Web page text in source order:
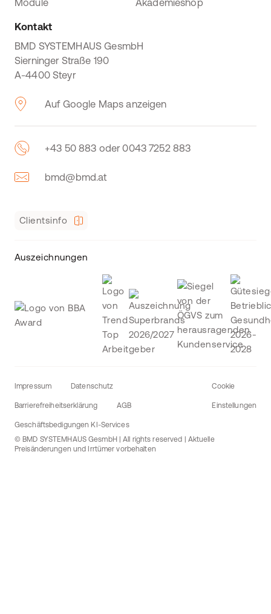
Module Akademieshop
Kontakt
BMD SYSTEMHAUS GesmbH
Sierninger Straße 190
A-4400 Steyr
Auf Google Maps anzeigen
+43 50 883 oder 0043 7252 883
bmd@bmd.at
Clientsinfo
Auszeichnungen
Impressum Datenschutz
Barrierefreiheitserklärung AGB
Geschäftsbedigungen KI-Services
Cookie
Einstellungen
© BMD SYSTEMHAUS GesmbH | All rights reserved | Aktuelle
Preisänderungen und Irrtümer vorbehalten